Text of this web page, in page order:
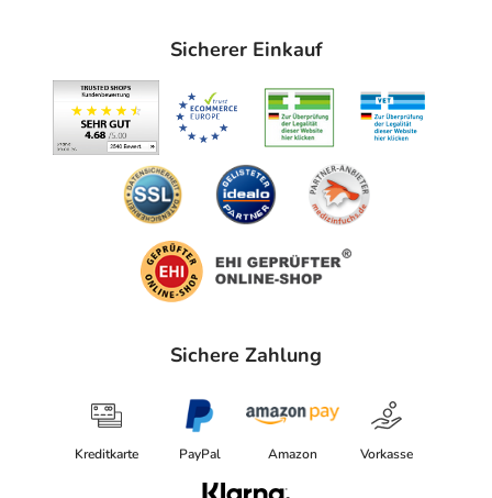
Sicherer Einkauf
Sichere Zahlung
Kreditkarte PayPal Amazon Vorkasse